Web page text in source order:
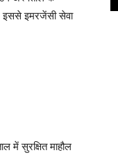
इससे इमरजेंसी सेवा
में सुरक्षित माहौल